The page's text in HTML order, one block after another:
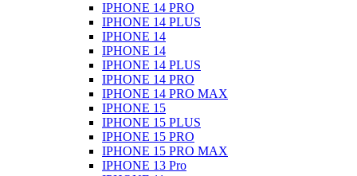
IPHONE 14 PRO
IPHONE 14 PLUS
IPHONE 14
IPHONE 14
IPHONE 14 PLUS
IPHONE 14 PRO
IPHONE 14 PRO MAX
IPHONE 15
IPHONE 15 PLUS
IPHONE 15 PRO
IPHONE 15 PRO MAX
IPHONE 13 Pro